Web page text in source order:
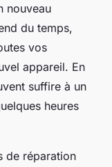
nouveau
du temps,
vos
appareil. En
suffire à un
heures
de réparation